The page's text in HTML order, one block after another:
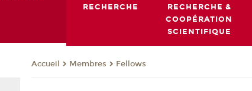
RECHERCHE
RECHERCHE &
COOPÉRATION
SCIENTIFIQUE
Accueil Membres Fellows